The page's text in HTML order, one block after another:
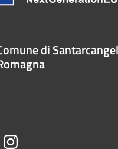
di
Instagram